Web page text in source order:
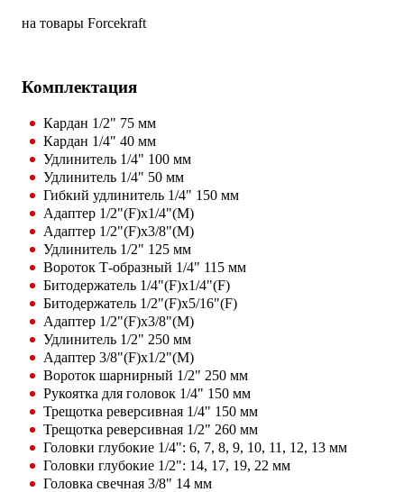
на товары Forcekraft
Комплектация
Кардан 1/2" 75 мм
Кардан 1/4" 40 мм
Удлинитель 1/4" 100 мм
Удлинитель 1/4" 50 мм
Гибкий удлинитель 1/4" 150 мм
Адаптер 1/2"(F)x1/4"(M)
Адаптер 1/2"(F)х3/8"(М)
Удлинитель 1/2" 125 мм
Вороток Т-образный 1/4" 115 мм
Битодержатель 1/4"(F)х1/4"(F)
Битодержатель 1/2"(F)х5/16"(F)
Адаптер 1/2"(F)х3/8"(M)
Удлинитель 1/2" 250 мм
Адаптер 3/8"(F)x1/2"(М)
Вороток шарнирный 1/2" 250 мм
Рукоятка для головок 1/4" 150 мм
Трещотка реверсивная 1/4" 150 мм
Трещотка реверсивная 1/2" 260 мм
Головки глубокие 1/4": 6, 7, 8, 9, 10, 11, 12, 13 мм
Головки глубокие 1/2": 14, 17, 19, 22 мм
Головка свечная 3/8" 14 мм